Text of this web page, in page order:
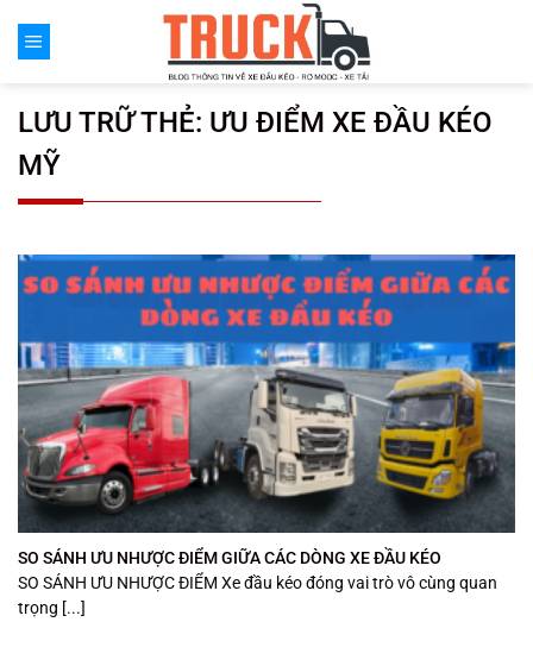
đến
LƯU TRỮ THẺ: ƯU ĐIỂM XE ĐẦU KÉO
MỸ
SO SÁNH ƯU NHƯỢC ĐIỂM GIỮA CÁC DÒNG XE ĐẦU KÉO
SO SÁNH ƯU NHƯỢC ĐIỂM Xe đầu kéo đóng vai trò vô cùng quan
trọng [...]